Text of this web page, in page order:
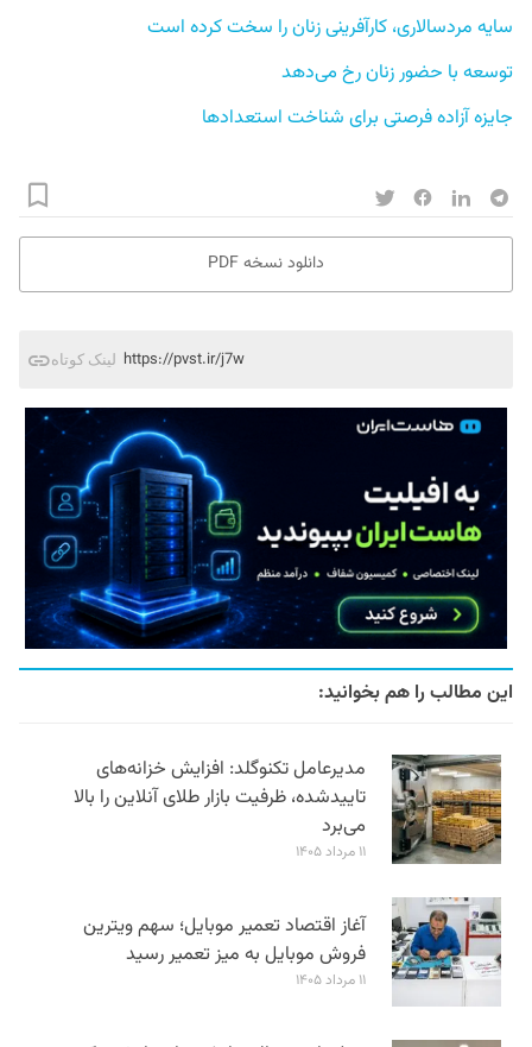
سایه مردسالاری، کارآفرینی زنان را سخت کرده است
توسعه با حضور زنان رخ می‌دهد
جایزه آزاده فرصتی برای شناخت استعدادها
دانلود نسخه PDF
لینک کوتاه https://pvst.ir/j7w
این مطالب را هم بخوانید:
مدیرعامل تکنوگلد: افزایش خزانه‌های
تاییدشده، ظرفیت بازار طلای آنلاین را بالا
می‌برد
۱۱ مرداد ۱۴۰۵
آغاز اقتصاد تعمیر موبایل؛ سهم ویترین
فروش موبایل به میز تعمیر رسید
۱۱ مرداد ۱۴۰۵